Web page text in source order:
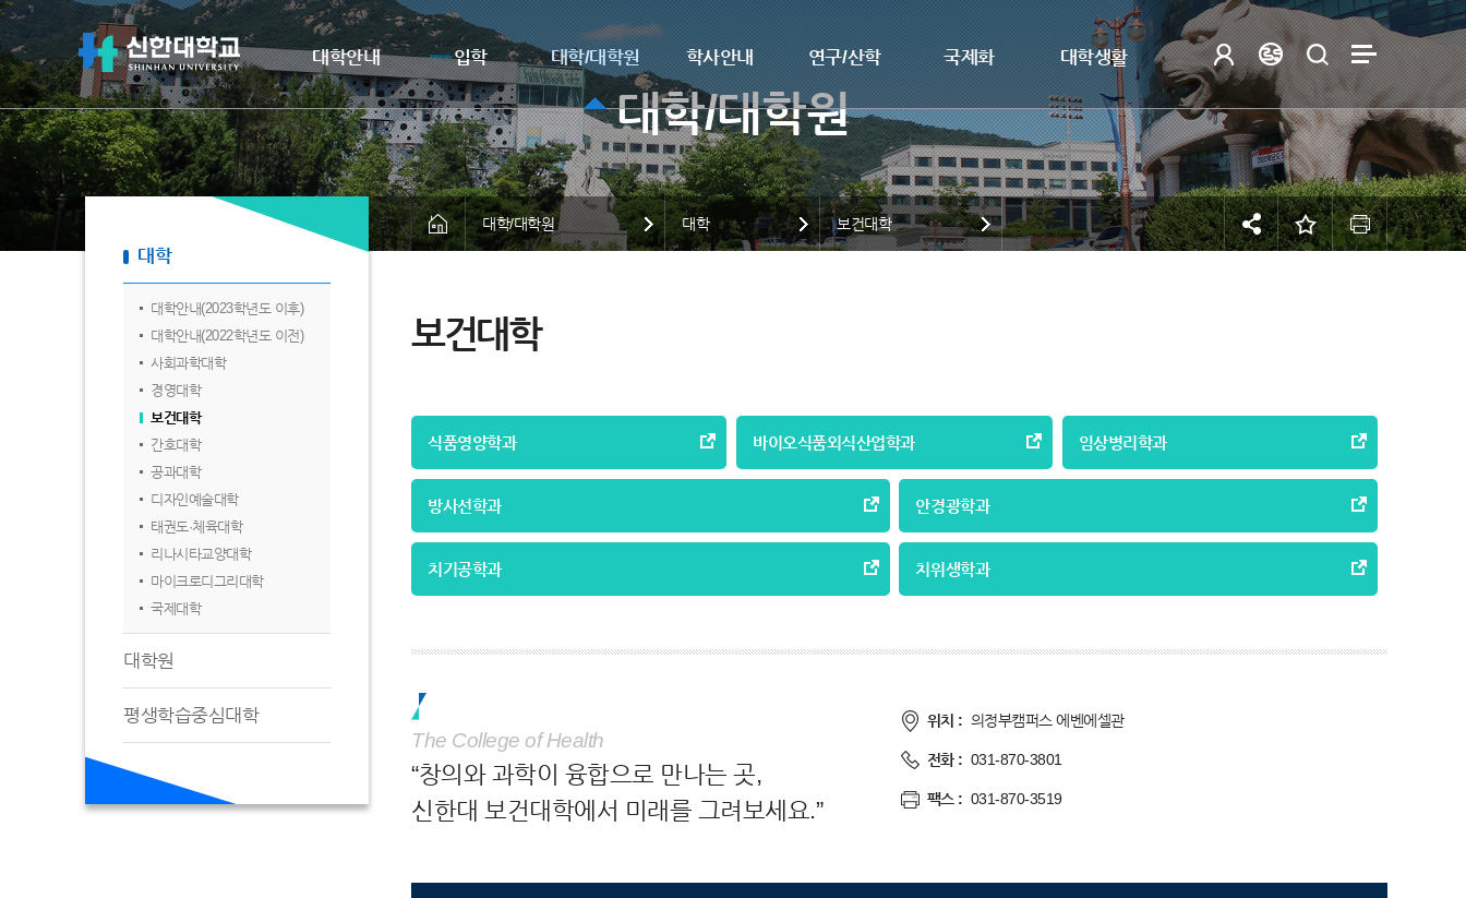
대학안내 입학 대학/대학원 학사안내 연구/산학 국제화 대학생활
대학
대학안내(2023학년도 이후)
대학안내(2022학년도 이전)
사회과학대학
경영대학
보건대학
간호대학
공과대학
디자인예술대학
태권도·체육대학
리나시타교양대학
마이크로디그리대학
국제대학
대학원
평생학습중심대학
대학/대학원 대학 보건대학
보건대학
식품영양학과 바이오식품외식산업학과 임상병리학과
방사선학과 안경광학과
치기공학과 치위생학과
The College of Health
“창의와 과학이 융합으로 만나는 곳,
신한대 보건대학에서 미래를 그려보세요.”
위치 : 의정부캠퍼스 에벤에셀관
전화 : 031-870-3801
팩스 : 031-870-3519